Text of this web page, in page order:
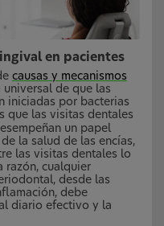
en pacientes
causas y mecanismos
universal de que las
iniciadas por bacterias
que las visitas dentales
un papel
la salud de las encías,
las visitas dentales lo
razón, cualquier
desde las
debe
diario efectivo y la